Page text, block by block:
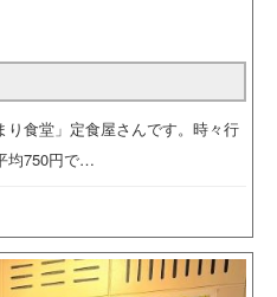
り食堂」定食屋さんです。時々行
均750円で…